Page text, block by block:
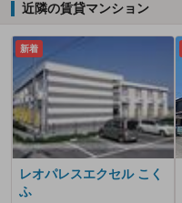
近隣の賃貸マンション
新着
レオパレスエクセル こく
ふ